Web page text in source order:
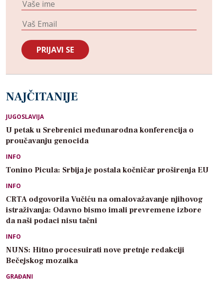
NAJČITANIJE
JUGOSLAVIJA
U petak u Srebrenici međunarodna konferencija o
proučavanju genocida
INFO
Tonino Picula: Srbija je postala kočničar proširenja EU
INFO
CRTA odgovorila Vučiću na omalovažavanje njihovog
istraživanja: Odavno bismo imali prevremene izbore
da naši podaci nisu tačni
INFO
NUNS: Hitno procesuirati nove pretnje redakciji
Bečejskog mozaika
GRAĐANI